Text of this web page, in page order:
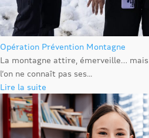
Opération Prévention Montagne
La montagne attire, émerveille…
l’on ne connaît pas ses...
Lire la suite